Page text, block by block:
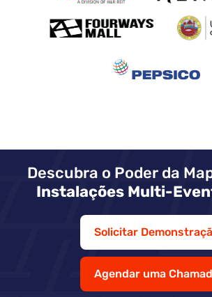
Descubra o Poder da
Instalações Multi-
Solicitar
Agendar uma